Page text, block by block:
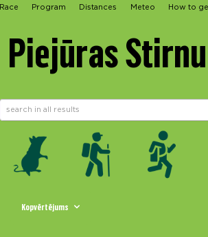
Race Program Distances Meteo How to
Piejūras
Kopvērtējums